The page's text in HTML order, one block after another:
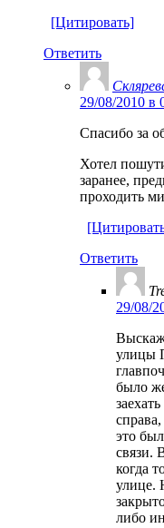
[Цитировать]
Ответить
29/08/2010 в
Спасибо за
Хотел
заранее,
проходить
Ответить
29/08/
улицы
было
это
связи.
когда
улице.
либо